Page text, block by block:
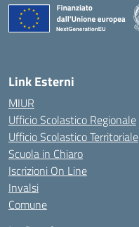
Link Esterni
MIUR
Ufficio Scolastico Regionale
Ufficio Scolastico Territoriale
Scuola in Chiaro
Iscrizioni On Line
Invalsi
Comune